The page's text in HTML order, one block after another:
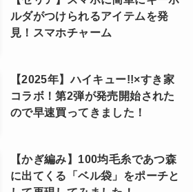
ルダがつけられるアイテムを発
見！スマホチャーム
【2025年】ハイキュー!!×すき家
コラボ！第2弾が発売開始された
ので早速買ってきました！
【かぎ編み】100均毛糸であつ森
に出てくる「ベル袋」をポーチと